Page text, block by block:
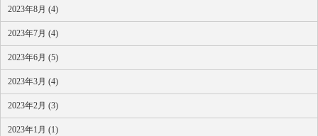
2023年8月 (4)
2023年7月 (4)
2023年6月 (5)
2023年3月 (4)
2023年2月 (3)
2023年1月 (1)